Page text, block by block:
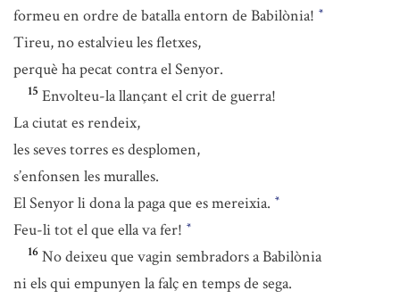
formeu en ordre de batalla entorn de Babilònia! *
Tireu, no estalvieu les fletxes,
perquè ha pecat contra el Senyor.
15 Envolteu-la llançant el crit de guerra!
La ciutat es rendeix,
les seves torres es desplomen,
s’enfonsen les muralles.
El Senyor li dona la paga que es mereixia. *
Feu-li tot el que ella va fer! *
16 No deixeu que vagin sembradors a Babilònia
ni els qui empunyen la falç en temps de sega.